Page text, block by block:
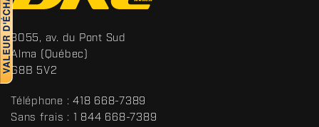
n
t
a
c
t
S
p
o
r
t
s
3055, av. du Pont Sud
Alma (Québec)
G8B 5V2
Téléphone : 418 668-7389
Sans frais : 1 844 668-7389